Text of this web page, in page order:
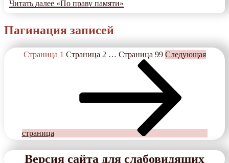
Читать далее «По праву памяти»
Пагинация записей
Страница 1 Страница 2 … Страница 99 Следующая
страница
Версия сайта для слабовидящих